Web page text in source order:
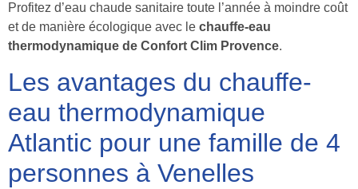
Profitez d’eau chaude sanitaire toute l’année à moindre coût
et de manière écologique avec le chauffe-eau
thermodynamique de Confort Clim Provence.
Les avantages du chauffe-
eau thermodynamique
Atlantic pour une famille de 4
personnes à Venelles